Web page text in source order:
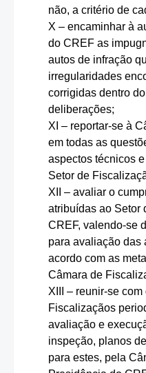
não, a critério de
X – encaminhar à
do CREF as
autos de infração
irregularidades
corrigidas dentro
deliberações;
XI – reportar-se à
em todas as
aspectos técnicos
Setor de
XII – avaliar o
atribuídas ao Setor
CREF, valendo-se
para avaliação das
acordo com as
Câmara de
XIII – reunir-se
Fiscalizaçãos
avaliação e
inspeção, planos
para estes, pela